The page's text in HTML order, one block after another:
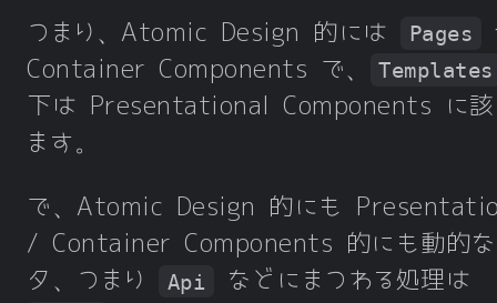
つまり、Atomic Design 的には Pages
Container Components で、
Templates
下は Presentational Components に該
ます。
で、Atomic Design 的にも
/ Container Components 的にも動的な
タ、つまり
Api
などにまつわる処理は